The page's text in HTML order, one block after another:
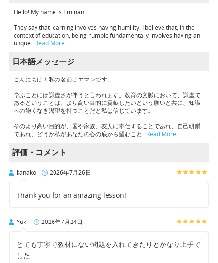
Hello! My name is Emman.
They say that learning involves having humility. I believe that, in the
context of education, being humble fundamentally involves having an
unque…Read More
日本語メッセージ
こんにちは！私の名前はエマンです。
学ぶことには謙虚さが伴うと言われます。教育の文脈において、謙虚で
あるということは、より高い目的に貢献したいという願いと共に、知識
への飽くなき渇望を持つことだと私は信じています。
そのより高い目的が、国や家族、友人に奉仕することであれ、自己研鑽
であれ、どうか私があなたの心の底から望むこと …Read More
評価・コメント
kanako 2026年7月26日
Thank you for an amazing lesson!
Yuki 2026年7月24日
とても丁寧で教材にない問題を入れてきたりとかなり上手で
した